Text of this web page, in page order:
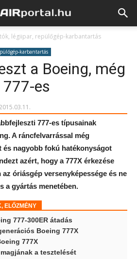
légiipar, repülőgép-karbantartás
karbantartás
a Boeing, még
es
777-es típusainak
A ráncfelvarrással még
és nagyobb fokú hatékonyságot
azért, hogy a 777X érkezése
óriásgép versenyképessége és ne
a gyártás menetében.
ELŐZMÉNY
777-300ER átadás
Boeing 777X
777X
a tesztelését